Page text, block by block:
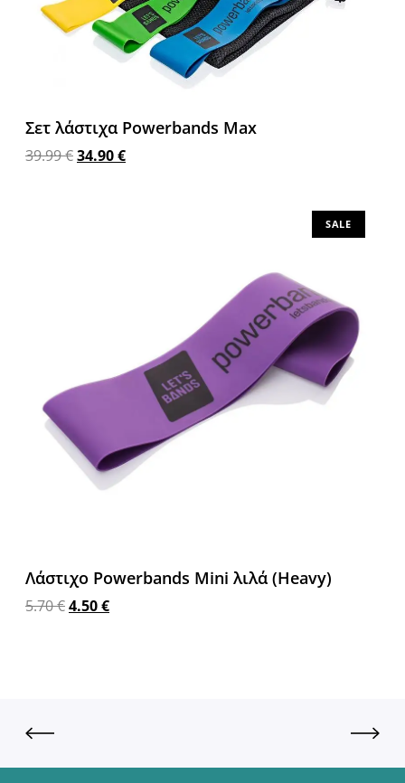
Σετ λάστιχα Powerbands Max
39.99€34.90€
SALE
Λάστιχο Powerbands Mini λιλά (Heavy)
5.70€4.50€